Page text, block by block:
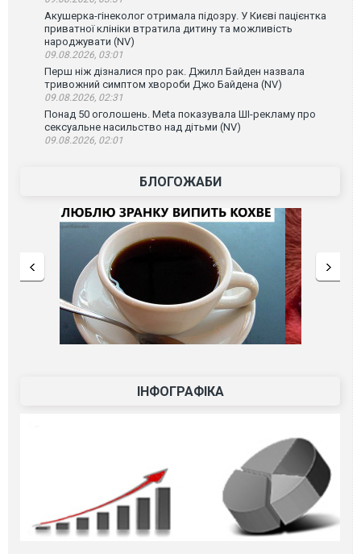
Акушерка-гінеколог отримала підозру. У Києві пацієнтка
приватної клініки втратила дитину та можливість
народжувати (NV)
09.08.2026, 03:01
Перш ніж дізналися про рак. Джилл Байден назвала
тривожний симптом хвороби Джо Байдена (NV)
09.08.2026, 02:31
Понад 50 оголошень. Meta показувала ШІ-рекламу про
сексуальне насильство над дітьми (NV)
09.08.2026, 02:01
БЛОГОЖАБИ
ІНФОГРАФІКА